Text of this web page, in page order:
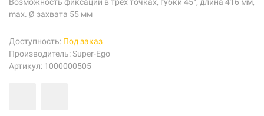
max. Ø захвата 55 мм
Доступность: Под заказ
Производитель:Super-Ego
Артикул: 1000000505